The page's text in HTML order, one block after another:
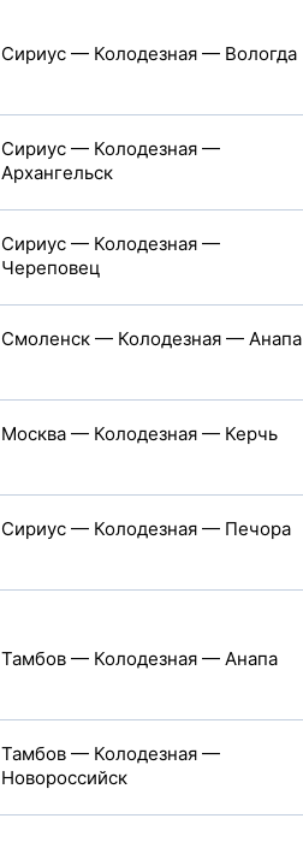
Сириус — Колодезная — Вологда
Сириус — Колодезная —
Архангельск
Сириус — Колодезная —
Череповец
Смоленск — Колодезная — Анапа
Москва — Колодезная — Керчь
Сириус — Колодезная — Печора
Тамбов — Колодезная — Анапа
Тамбов — Колодезная —
Новороссийск